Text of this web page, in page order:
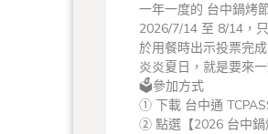
一年一度的 台中鍋烤
2026/7/14 至 8/14，
於用餐時出示投票完
炎炎夏日，就是要來
🗳️參加方式
① 下載 台中通
② 點選【2026 台中鍋